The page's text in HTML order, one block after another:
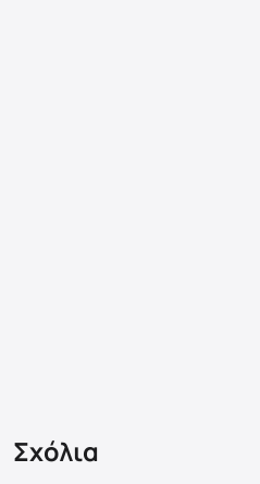
Σχόλια